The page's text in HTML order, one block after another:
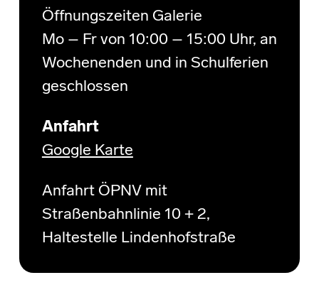
Öffnungszeiten Galerie
Mo – Fr von 10:00 – 15:00 Uhr, an
Wochenenden und in Schulferien
geschlossen
Anfahrt
Google Karte
Anfahrt ÖPNV mit
Straßenbahnlinie 10 + 2,
Haltestelle Lindenhofstraße